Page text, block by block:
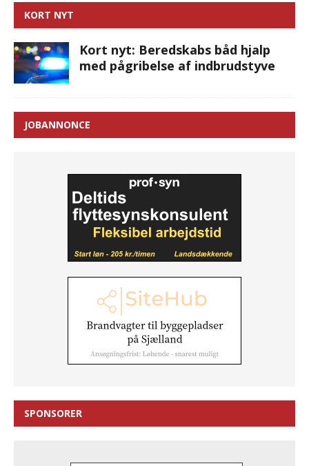
KORT NYT
Kort nyt: Beredskabs båd hjalp
med pågribelse af indbrudstyve
JOBANNONCE
SPONSORER